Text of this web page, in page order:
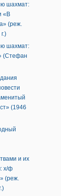
шахмат:
«В
(реж.
шахмат:
(Стефан
(1946
и их
х/ф
(реж.